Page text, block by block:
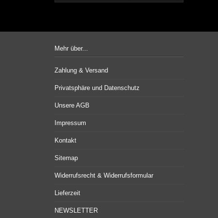
Mehr über...
Zahlung & Versand
Privatsphäre und Datenschutz
Unsere AGB
Impressum
Kontakt
Sitemap
Widerrufsrecht & Widerrufsformular
Lieferzeit
NEWSLETTER